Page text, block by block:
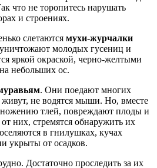
что не торопитесь нарушать
и строениях.
слетаются мухи-журчалки
молодых гусениц и
яркой окраской, черно-желтыми
небольших ос.
. Они поедают многих
не водятся мыши. Но, вместе
тлей, повреждают плоды и
них, стремятся обнаружить их
в гнилушках, кучах
укрыты от осадков.
Достаточно проследить за их